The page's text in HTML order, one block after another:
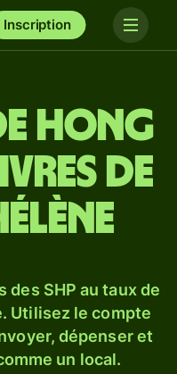
Inscription
Hong
de
des SHP au taux de
Utilisez le compte
dépenser et
un local.